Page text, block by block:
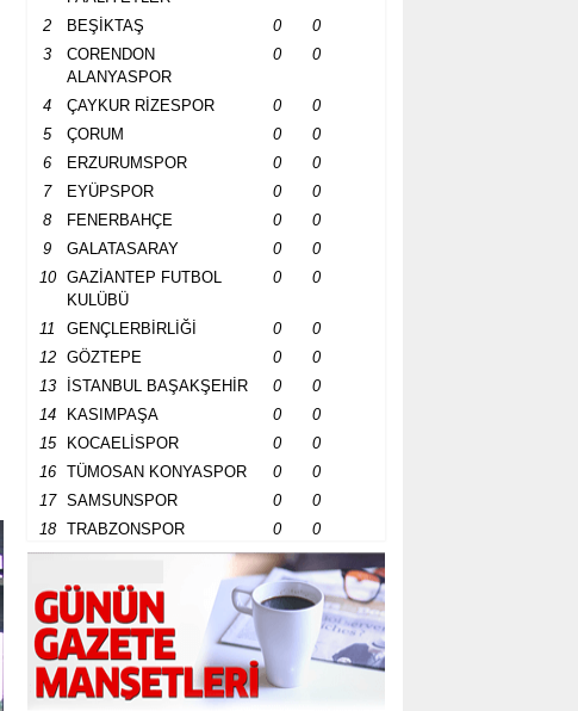
2 BEŞİKTAŞ 0
0
3
CORENDON
ALANYASPOR
0 0
4 ÇAYKUR RİZESPOR 0
0
5
ÇORUM 0
0
6
ERZURUMSPOR 0
0
7
EYÜPSPOR 0
0
8
FENERBAHÇE 0
0
9
GALATASARAY 0
0
10
GAZİANTEP FUTBOL
KULÜBÜ
0 0
11 GENÇLERBİRLİĞİ 0
0
12
GÖZTEPE 0
0
13
İSTANBUL BAŞAKŞEHİR 0
0
14
KASIMPAŞA 0
0
15
KOCAELİSPOR 0
0
16
TÜMOSAN KONYASPOR 0
0
17
SAMSUNSPOR 0
0
18
TRABZONSPOR 0 0